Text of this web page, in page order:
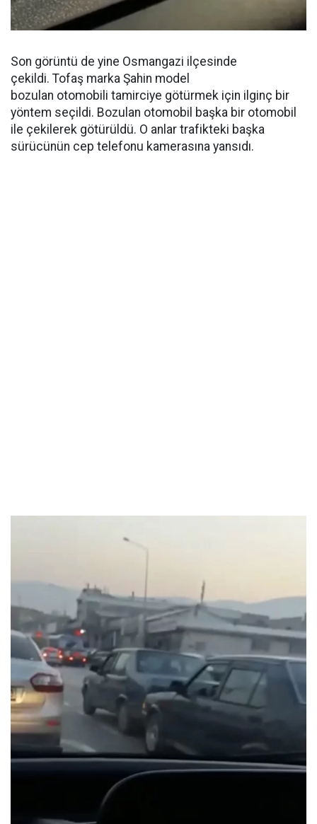
Son görüntü de yine Osmangazi ilçesinde
çekildi. Tofaş marka Şahin model
bozulan otomobili tamirciye götürmek için ilginç bir
yöntem seçildi. Bozulan otomobil başka bir otomobil
ile çekilerek götürüldü. O anlar trafikteki başka
sürücünün cep telefonu kamerasına yansıdı.